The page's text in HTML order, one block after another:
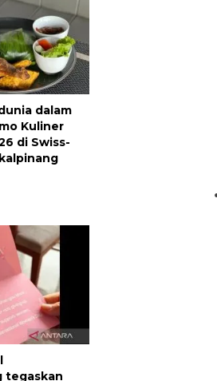
dalam
Kuliner
di Swiss-
tegaskan
AI